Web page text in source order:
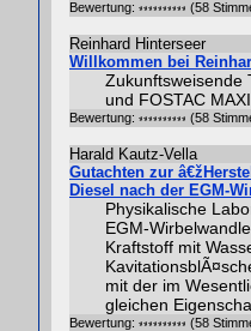
Bewertung: (58
Reinhard Hinterseer
Willkommen bei
Zukunftsweisende
und FOSTAC
Bewertung: (58
Harald Kautz-Vella
Gutachten zur
Diesel nach der EGM-
Physikalische
EGM-
Kraftstoff mit
mit der im
gleichen
Bewertung: (58